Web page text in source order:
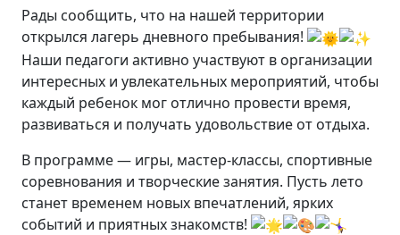
Рады сообщить, что на нашей территории
открылся лагерь дневного пребывания!
Наши педагоги активно участвуют в организации
интересных и увлекательных мероприятий, чтобы
каждый ребенок мог отлично провести время,
развиваться и получать удовольствие от отдыха.
В программе — игры, мастер-классы, спортивные
соревнования и творческие занятия. Пусть лето
станет временем новых впечатлений, ярких
событий и приятных знакомств!